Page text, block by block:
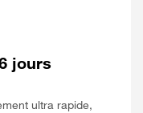
jours
ultra rapide,